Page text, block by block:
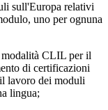
sull'Europa relativi
uno per ognuna
CLIL per il
di certificazioni
lavoro dei moduli
lingua;